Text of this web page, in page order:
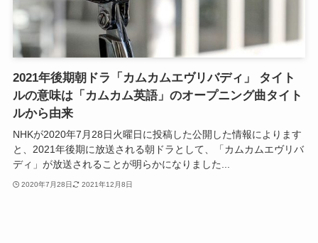
2021年後期朝ドラ「カムカムエヴリバディ」 タイト
ルの意味は「カムカム英語」のオープニング曲タイト
ルから由来
NHKが2020年7月28日火曜日に投稿した公開した情報によります
と、2021年後期に放送される朝ドラとして、「カムカムエヴリバ
ディ」が放送されることが明らかになりました...
2020年7月28日 2021年12月8日